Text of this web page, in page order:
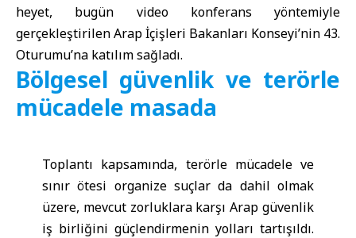
heyet, bugün video konferans yöntemiyle
gerçekleştirilen Arap İçişleri Bakanları Konseyi’nin 43.
Oturumu’na katılım sağladı.
Bölgesel güvenlik ve terörle
mücadele masada
Toplantı kapsamında, terörle mücadele ve
sınır ötesi organize suçlar da dahil olmak
üzere, mevcut zorluklara karşı Arap güvenlik
iş birliğini güçlendirmenin yolları tartışıldı.